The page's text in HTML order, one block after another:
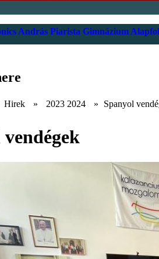
András Piarista Gimnázium
Hirek » 2023 2024 » Spanyol